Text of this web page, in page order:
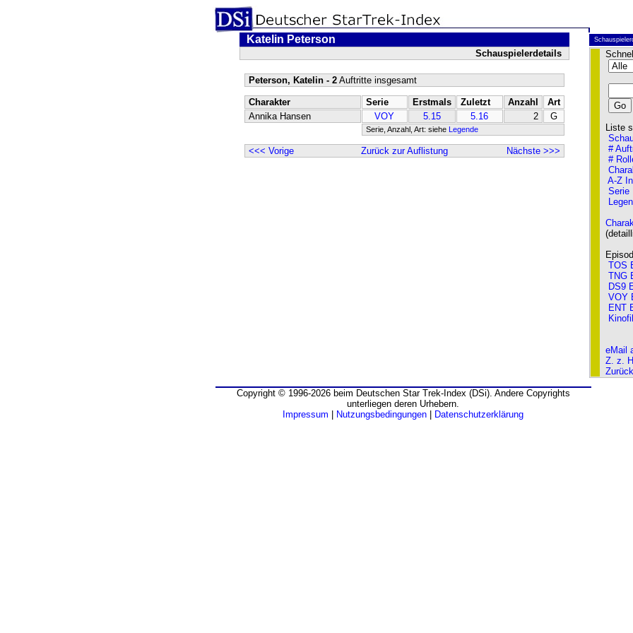
Katelin Peterson
Schauspielerdetails
Peterson, Katelin - 2Auftritte insgesamt
Charakter Serie Erstmals Zuletzt Anzahl
Art
Annika Hansen
VOY 5.15 5.16 2 G
Serie, Anzahl, Art: siehe Legende
<<< Vorige Zurück zur Auflistung Nächste >>>
Liste
#
#
A-Z
Serie
TOS
TNG
DS9
VOY
ENT
eMail
Z. z.
Copyright © 1996-2026 beim Deutschen Star Trek-Index (DSi). Andere Copyrights
unterliegen deren Urhebern.
Impressum
Nutzungsbedingungen Datenschutzerklärung